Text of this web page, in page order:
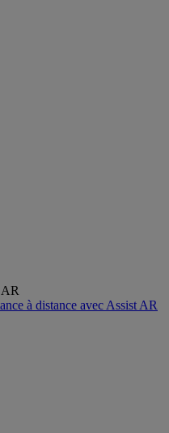
à distance avec Assist AR